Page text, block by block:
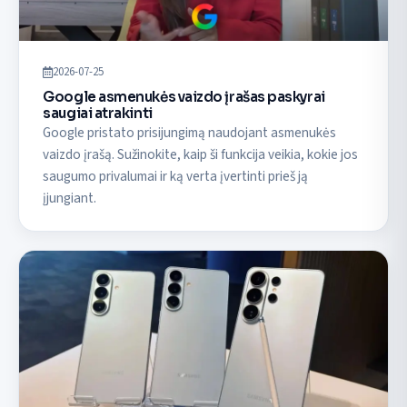
2026-07-25
Google asmenukės vaizdo įrašas paskyrai
saugiai atrakinti
Google pristato prisijungimą naudojant asmenukės
vaizdo įrašą. Sužinokite, kaip ši funkcija veikia, kokie jos
saugumo privalumai ir ką verta įvertinti prieš ją
įjungiant.